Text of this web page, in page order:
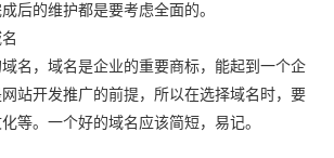
后的维护都是要考虑全面的。
名，域名是企业的重要商标，能起到一个企
站开发推广的前提，所以在选择域名时，要
等。一个好的域名应该简短，易记。